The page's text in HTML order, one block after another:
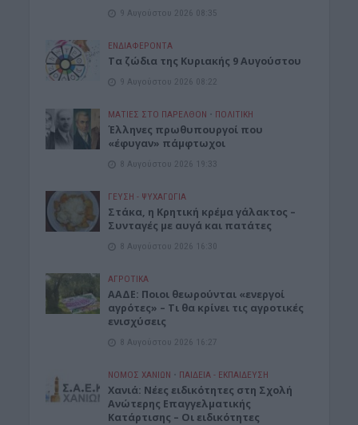
9 Αυγούστου 2026 08:35
ΕΝΔΙΑΦΕΡΟΝΤΑ
Τα ζώδια της Κυριακής 9 Αυγούστου
9 Αυγούστου 2026 08:22
ΜΑΤΙΕΣ ΣΤΟ ΠΑΡΕΛΘΟΝ • ΠΟΛΙΤΙΚΗ
Έλληνες πρωθυπουργοί που
«έφυγαν» πάμφτωχοι
8 Αυγούστου 2026 19:33
ΓΕΎΣΗ - ΨΥΧΑΓΩΓΊΑ
Στάκα, η Κρητική κρέμα γάλακτος –
Συνταγές με αυγά και πατάτες
8 Αυγούστου 2026 16:30
ΑΓΡΟΤΙΚΑ
ΑΑΔΕ: Ποιοι θεωρούνται «ενεργοί
αγρότες» – Τι θα κρίνει τις αγροτικές
ενισχύσεις
8 Αυγούστου 2026 16:27
ΝΟΜΌΣ ΧΑΝΊΩΝ • ΠΑΙΔΕΙΑ - ΕΚΠΑΙΔΕΥΣΗ
Χανιά: Νέες ειδικότητες στη Σχολή
Ανώτερης Επαγγελματικής
Κατάρτισης – Οι ειδικότητες